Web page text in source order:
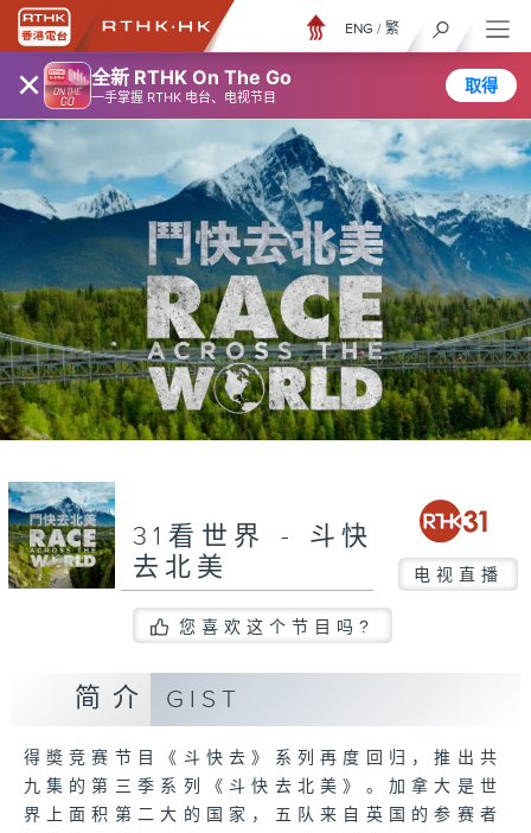
× 全新 RTHK On The Go
一手掌握 RTHK 电台、电视节目
取得
ENG / 繁
31看世界 - 斗快
去北美
电视直播
您喜欢这个节目吗?
简介 GIST
得奬竞赛节目《斗快去》系列再度回归，推出共
九集的第三季系列《斗快去北美》。加拿大是世
界上面积第二大的国家，五队来自英国的参赛者